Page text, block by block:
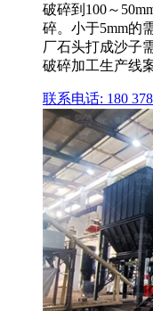
破碎到100～
碎。小于5mm的
厂石头打成沙子
破碎加工生产线
联系电话: 180